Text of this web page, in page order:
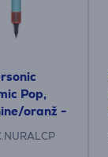
Pop,
oranž -